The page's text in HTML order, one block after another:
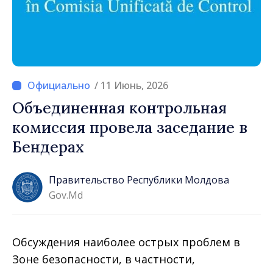
/ 11 Июнь, 2026
Объединенная контрольная
комиссия провела заседание в
Бендерах
Правительство Республики Молдова
Gov.md
Обсуждения наиболее острых проблем в
Зоне безопасности, в частности,